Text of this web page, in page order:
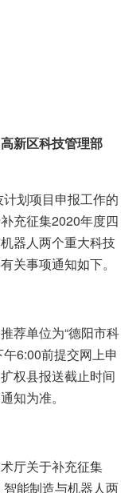
新区科技管理部
划项目申报工作的
充征集2020年度四
器人两个重大科技
关事项通知如下。
荐单位为“德阳市科
6:00前提交网上申
权县报送截止时间
知为准。
厅关于补充征集
能制造与机器人两